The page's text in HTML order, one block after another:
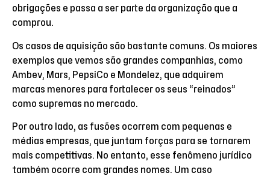
obrigações e passa a ser parte da organização que a
comprou.
Os casos de aquisição são bastante comuns. Os maiores
exemplos que vemos são grandes companhias, como
Ambev, Mars, PepsiCo e Mondelez, que adquirem
marcas menores para fortalecer os seus “reinados”
como supremas no mercado.
Por outro lado, as fusões ocorrem com pequenas e
médias empresas, que juntam forças para se tornarem
mais competitivas. No entanto, esse fenômeno jurídico
também ocorre com grandes nomes. Um caso